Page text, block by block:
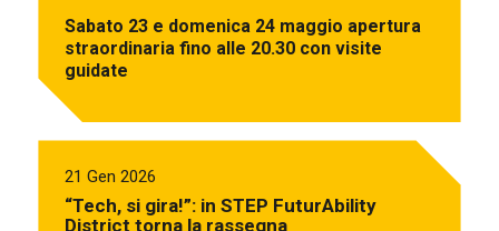
Sabato 23 e domenica 24 maggio apertura
straordinaria fino alle 20.30 con visite
guidate
21 Gen 2026
“Tech, si gira!”: in STEP FuturAbility
District torna la rassegna